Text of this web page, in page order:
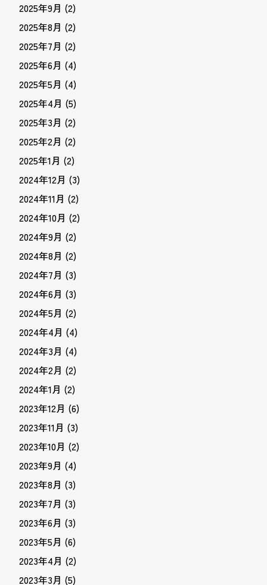
2025年9月 (2)
2025年8月 (2)
2025年7月 (2)
2025年6月 (4)
2025年5月 (4)
2025年4月 (5)
2025年3月 (2)
2025年2月 (2)
2025年1月 (2)
2024年12月 (3)
2024年11月 (2)
2024年10月 (2)
2024年9月 (2)
2024年8月 (2)
2024年7月 (3)
2024年6月 (3)
2024年5月 (2)
2024年4月 (4)
2024年3月 (4)
2024年2月 (2)
2024年1月 (2)
2023年12月 (6)
2023年11月 (3)
2023年10月 (2)
2023年9月 (4)
2023年8月 (3)
2023年7月 (3)
2023年6月 (3)
2023年5月 (6)
2023年4月 (2)
2023年3月 (5)